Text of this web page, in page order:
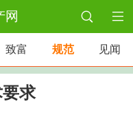
网
致富 规范 见闻
求